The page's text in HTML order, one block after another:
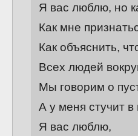
Я вас люблю, но
Как мне
Как объяснить,
Всех людей
Мы говорим о
А у меня стучит в
Я вас люблю,